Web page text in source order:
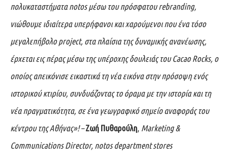
πολυκαταστήματα notos μέσω του πρόσφατου rebranding,
νιώθουμε ιδιαίτερα υπερήφανοι και χαρούμενοι που ένα τόσο
μεγαλεπήβολο project, στα πλαίσια της δυναμικής ανανέωσης,
έρχεται εις πέρας μέσω της υπέροχης δουλειάς του Cacao Rocks, ο
οποίος απεικόνισε εικαστικά τη νέα εικόνα στην πρόσοψη ενός
ιστορικού κτιρίου, συνδυάζοντας το όραμα με την ιστορία και τη
νέα πραγματικότητα, σε ένα γεωγραφικό σημείο αναφοράς του
κέντρου της Αθήνας»! –Ζωή Πυθαρούλη, Marketing &
Communications Director, notos department stores